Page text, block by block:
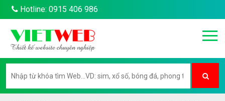
Hotline: 0915 406 986